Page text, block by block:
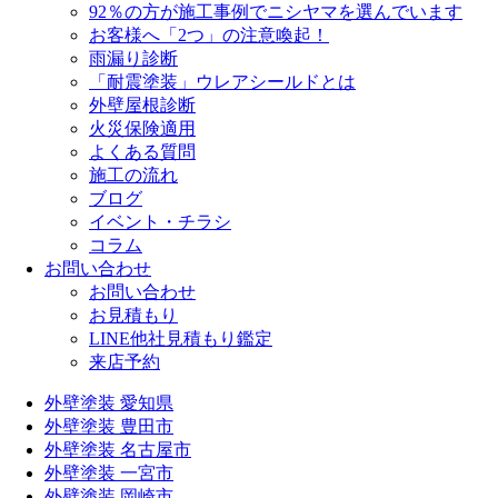
92％の方が施工事例でニシヤマを選んでいます
お客様へ「2つ」の注意喚起！
雨漏り診断
「耐震塗装」ウレアシールドとは
外壁屋根診断
火災保険適用
よくある質問
施工の流れ
ブログ
イベント・チラシ
コラム
お問い合わせ
お問い合わせ
お見積もり
LINE他社見積もり鑑定
来店予約
外壁塗装 愛知県
外壁塗装 豊田市
外壁塗装 名古屋市
外壁塗装 一宮市